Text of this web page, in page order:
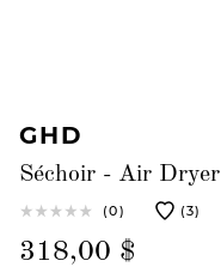
GHD
Séchoir - Air Dryer
(0) (3)
318,00 $